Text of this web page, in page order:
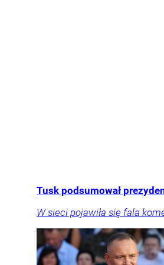
Tusk podsumował
W sieci pojawiła się fala